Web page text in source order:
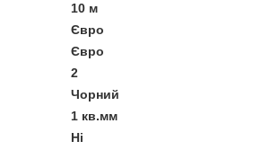
10 м
Євро
Євро
2
Чорний
1 кв.мм
Ні